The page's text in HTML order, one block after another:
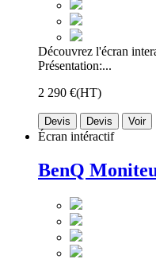
Découvrez l'écran
Présentation:...
2 290 €(HT)
Devis Devis Voir
Écran intéractif
BenQ